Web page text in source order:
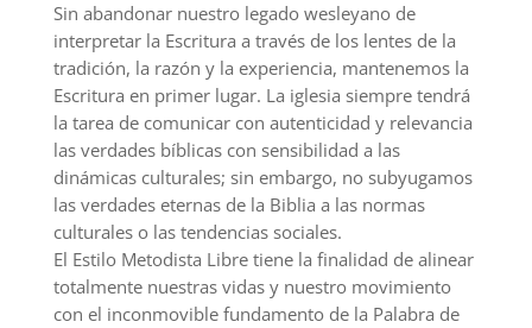
Sin abandonar nuestro legado wesleyano de
interpretar la Escritura a través de los lentes de la
tradición, la razón y la experiencia, mantenemos la
Escritura en primer lugar. La iglesia siempre tendrá
la tarea de comunicar con autenticidad y relevancia
las verdades bíblicas con sensibilidad a las
dinámicas culturales; sin embargo, no subyugamos
las verdades eternas de la Biblia a las normas
culturales o las tendencias sociales.
El Estilo Metodista Libre tiene la finalidad de alinear
totalmente nuestras vidas y nuestro movimiento
con el inconmovible fundamento de la Palabra de